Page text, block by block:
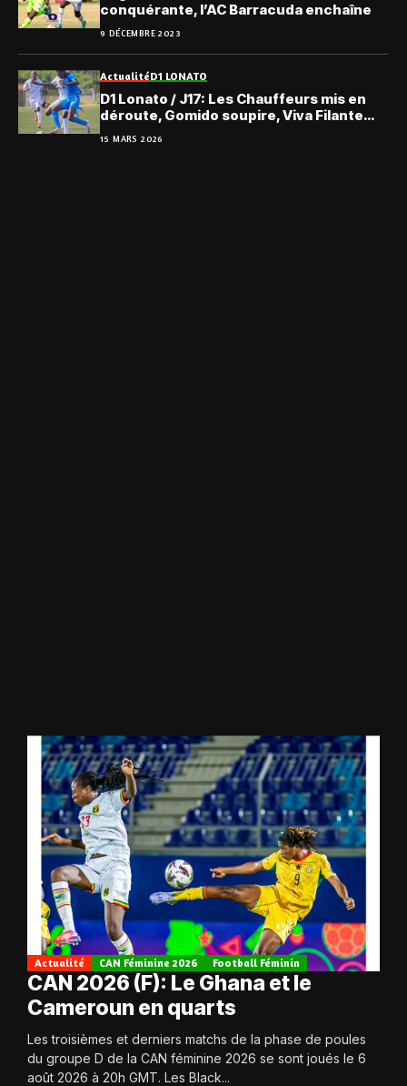
conquérante, l’AC Barracuda enchaîne
9 DÉCEMBRE 2023
ActualitéD1 LONATO
D1 Lonato / J17: Les Chauffeurs mis en
déroute, Gomido soupire, Viva Filante
sereinement
15 MARS 2026
Actualité CAN Féminine 2026 Football Féminin
CAN 2026 (F): Le Ghana et le
Cameroun en quarts
Les troisièmes et derniers matchs de la phase de poules
du groupe D de la CAN féminine 2026 se sont joués le 6
août 2026 à 20h GMT. Les Black...